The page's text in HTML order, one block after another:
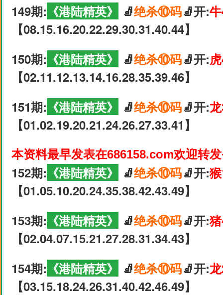
149期: 《港陆精英》 🧦绝杀⑩码🧦开:
【08.15.16.20.22.29.30.31.40.44】
150期: 《港陆精英》 🧦绝杀⑩码🧦开:
【02.11.12.13.14.16.28.35.39.46】
151期: 《港陆精英》 🧦绝杀⑩码🧦开:
【01.02.19.20.21.24.26.27.33.41】
本资料最早发表在686158.com欢迎转
152期: 《港陆精英》 🧦绝杀⑩码🧦开:
【01.05.10.20.24.35.38.42.43.49】
153期: 《港陆精英》 🧦绝杀⑩码🧦开:
【02.04.07.15.21.27.28.31.34.43】
154期: 《港陆精英》 🧦绝杀⑩码🧦开:
【03.15.18.24.26.31.40.42.46.49】